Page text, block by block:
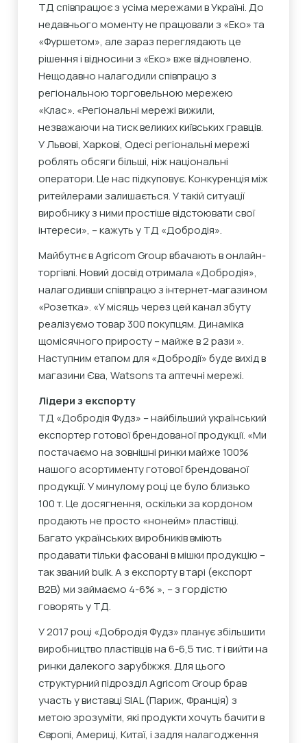
ТД співпрацює з усіма мережами в Україні. До
недавнього моменту не працювали з «Еко» та
«Фуршетом», але зараз переглядають це
рішення і відносини з «Еко» вже відновлено.
Нещодавно налагодили співпрацю з
регіональною торговельною мережею
«Клас». «Регіональні мережі вижили,
незважаючи на тиск великих київських гравців.
У Львові, Харкові, Одесі регіональні мережі
роблять обсяги більші, ніж національні
оператори. Це нас підкуповує. Конкуренція між
ритейлерами залишається. У такій ситуації
виробнику з ними простіше відстоювати свої
інтереси», – кажуть у ТД «Добродія».
Майбутнє в Agricom Group вбачають в онлайн-
торгівлі. Новий досвід отримала «Добродія»,
налагодивши співпрацю з інтернет-магазином
«Розетка». «У місяць через цей канал збуту
реалізуємо товар 300 покупцям. Динаміка
щомісячного приросту – майже в 2 рази ».
Наступним етапом для «Добродії» буде вихід в
магазини Єва, Watsons та аптечні мережі.
Лідери з експорту
ТД «Добродія Фудз» – найбільший український
експортер готової брендованої продукції. «Ми
постачаємо на зовнішні ринки майже 100%
нашого асортименту готової брендованої
продукції. У минулому році це було близько
100 т. Це досягнення, оскільки за кордоном
продають не просто «нонейм» пластівці.
Багато українських виробників вміють
продавати тільки фасовані в мішки продукцію –
так званий bulk. А з експорту в тарі (експорт
B2B) ми займаємо 4-6% », – з гордістю
говорять у ТД.
У 2017 році «Добродія Фудз» планує збільшити
виробництво пластівців на 6-6,5 тис. т і вийти на
ринки далекого зарубіжжя. Для цього
структурний підрозділ Agricom Group брав
участь у виставці SIAL (Париж, Франція) з
метою зрозуміти, які продукти хочуть бачити в
Європі, Америці, Китаї, і задля налагодження